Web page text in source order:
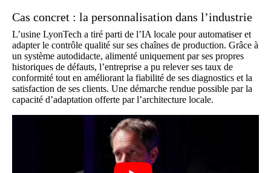
Cas concret : la personnalisation dans l’industrie
L’usine LyonTech a tiré parti de l’IA locale pour automatiser et
adapter le contrôle qualité sur ses chaînes de production. Grâce à
un système autodidacte, alimenté uniquement par ses propres
historiques de défauts, l’entreprise a pu relever ses taux de
conformité tout en améliorant la fiabilité de ses diagnostics et la
satisfaction de ses clients. Une démarche rendue possible par la
capacité d’adaptation offerte par l’architecture locale.